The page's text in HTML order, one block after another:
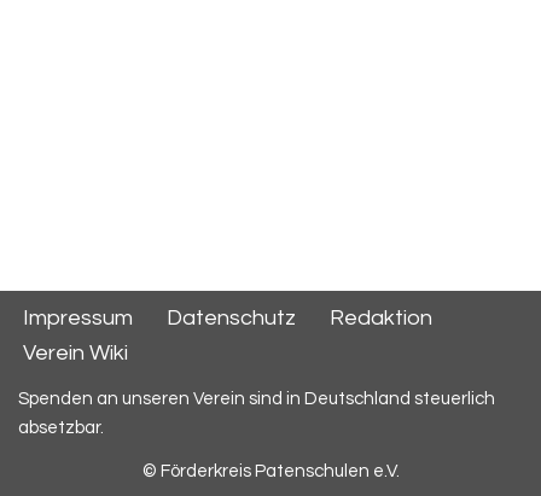
Impressum Datenschutz
Redaktion
Verein Wiki
Spenden an unseren Verein sind in Deutschland steuerlich
absetzbar.
© Förderkreis Patenschulen e.V.